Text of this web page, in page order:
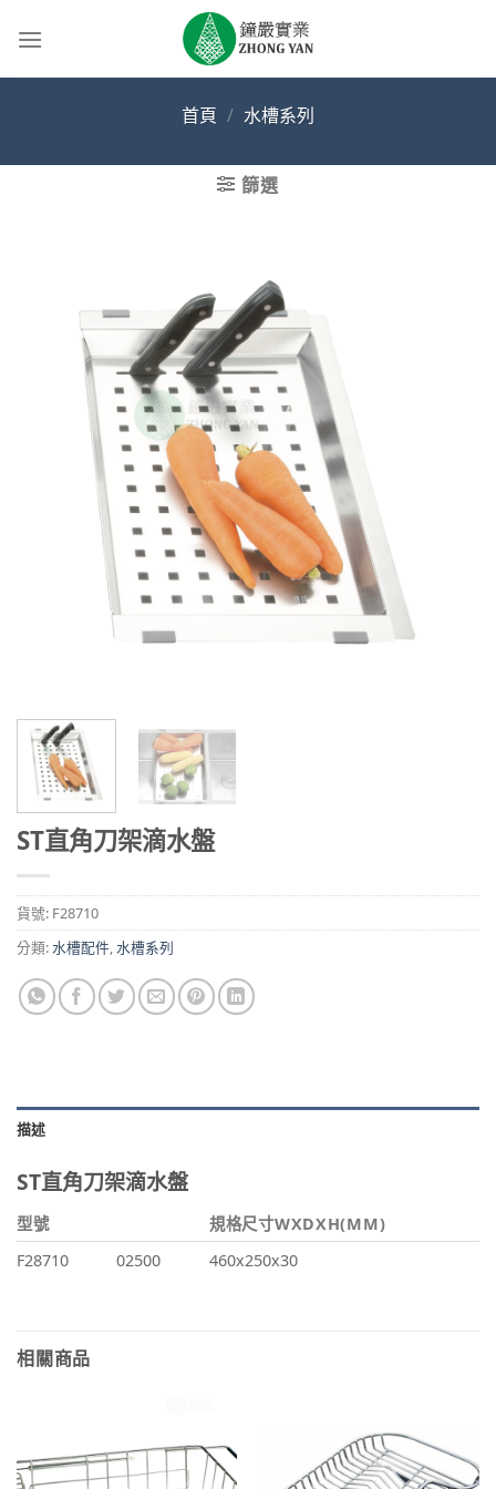
首頁 / 水槽系列
篩選
ST直角刀架滴水盤
貨號: F28710
分類:水槽配件,水槽系列
描述
ST直角刀架滴水盤
型號
規格尺寸WXDXH(MM)
F28710
02500 460x250x30
相關商品